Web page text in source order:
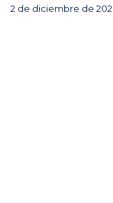
2 de diciembre de